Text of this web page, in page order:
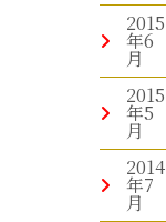
2015
年6
月
2015
年5
月
2014
年7
月